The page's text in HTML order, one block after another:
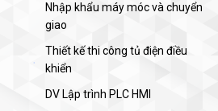
Nhập khẩu máy móc và chuyển
giao
Thiết kế thi công tủ điện điều
khiển
DV Lập trình PLC HMI